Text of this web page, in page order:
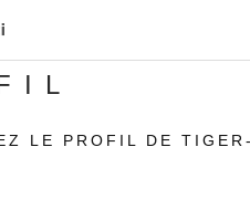
LE PROFIL DE